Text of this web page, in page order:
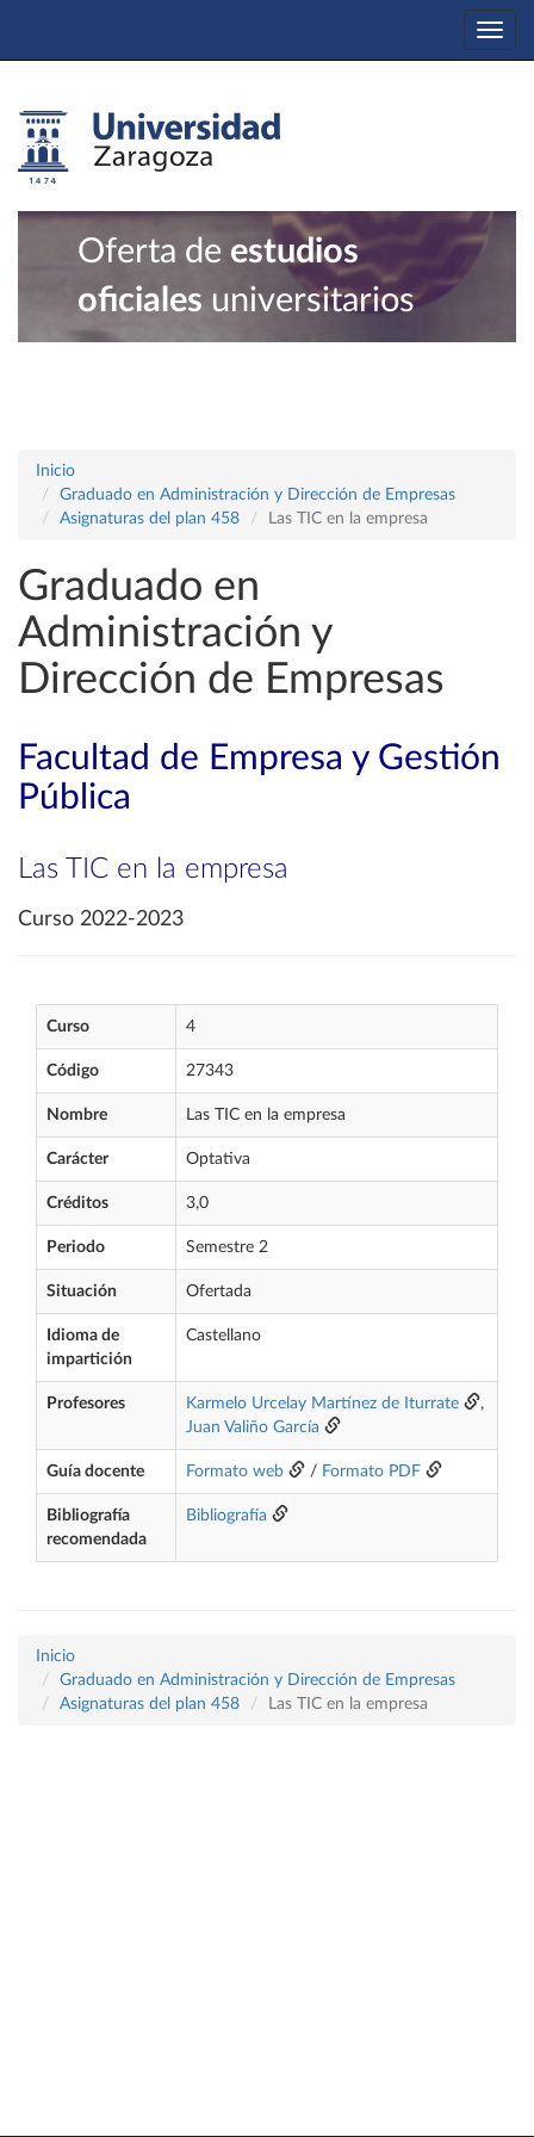
Oferta de estudios
oficiales universitarios
Inicio
Graduado en Administración y Dirección de Empresas
Asignaturas del plan 458
Las TIC en la empresa
Graduado en
Administración y
Dirección de Empresas
Facultad de Empresa y Gestión
Pública
Las TIC en la empresa
Curso 2022-2023
Curso 4
Código 27343
Nombre Las TIC en la empresa
Carácter Optativa
Créditos 3,0
Periodo Semestre 2
Situación Ofertada
Idioma de
impartición
Castellano
Profesores Karmelo Urcelay Martínez de Iturrate
,
Juan Valiño García
Guía docente Formato web / Formato PDF
Bibliografía
recomendada
Bibliografía
Inicio
Graduado en Administración y Dirección de Empresas
Asignaturas del plan 458
Las TIC en la empresa